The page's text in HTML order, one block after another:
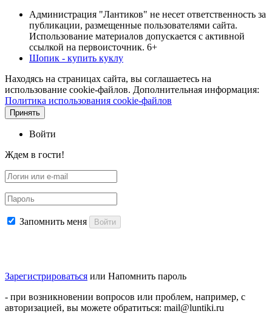
Администрация "Лантиков" не несет ответственность за
публикации, размещенные пользователями сайта.
Использование материалов допускается с активной
ссылкой на первоисточник. 6+
Шопик - купить куклу
Находясь на страницах сайта, вы соглашаетесь на
использование cookie-файлов. Дополнительная информация:
Политика использования cookie-файлов
Принять
Войти
Ждем в гости!
Запомнить меня Войти
Зарегистрироваться или Напомнить пароль
- при возникновении вопросов или проблем, например, с
авторизацией, вы можете обратиться: mail@luntiki.ru